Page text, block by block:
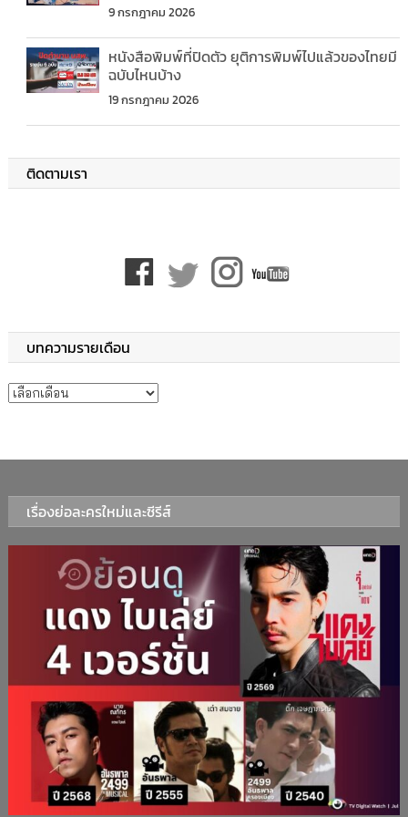
9 กรกฎาคม 2026
หนังสือพิมพ์ที่ปิดตัว ยุติการพิมพ์ไปแล้วของไทยมี
ฉบับไหนบ้าง
19 กรกฎาคม 2026
ติดตามเรา
บทความรายเดือน
บทความรายเดือน
เรื่องย่อละครใหม่และซีรีส์